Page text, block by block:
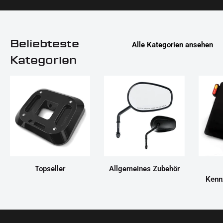
Beliebteste
Kategorien
Alle Kategorien ansehen
Topseller
Allgemeines Zubehör